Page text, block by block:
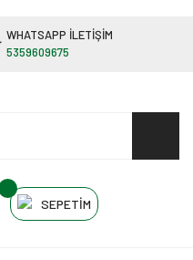
WHATSAPP İLETİŞİM
5359609675
SEPETİM